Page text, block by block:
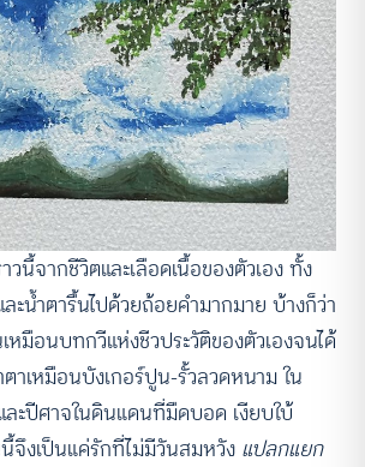
าวนี้จากชีวิตและเลือดเนื้อของตัวเอง ทั้ง
ะน้ำตารื้นไปด้วยถ้อยคำมากมาย บ้างก็ว่า
หมือนบทกวีแห่งชีวประวัติของตัวเองจนได้
าเหมือนบังเกอร์ปูน-รั้วลวดหนาม ใน
ะปีศาจในดินแดนที่มืดบอด เงียบใบ้
จึงเป็นแค่รักที่ไม่มีวันสมหวัง แปลกแยก